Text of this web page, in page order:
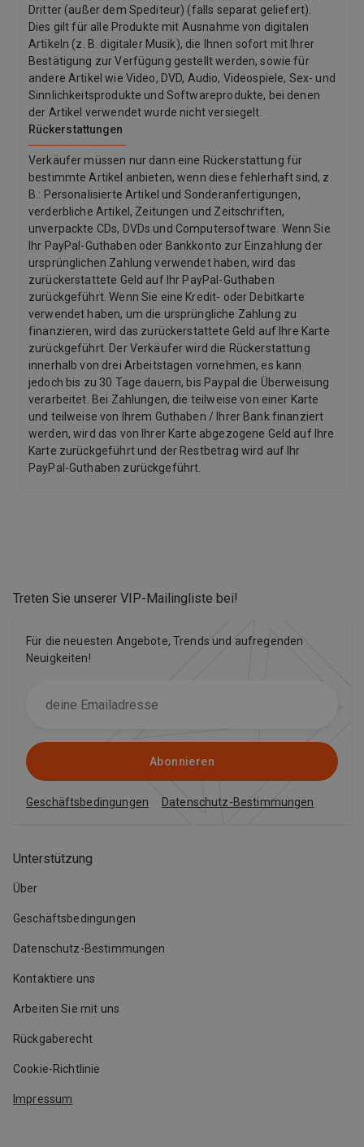
Dritter (außer dem Spediteur) (falls separat geliefert).
Dies gilt für alle Produkte mit Ausnahme von digitalen
Artikeln (z. B. digitaler Musik), die Ihnen sofort mit Ihrer
Bestätigung zur Verfügung gestellt werden, sowie für
andere Artikel wie Video, DVD, Audio, Videospiele, Sex- und
Sinnlichkeitsprodukte und Softwareprodukte, bei denen
der Artikel verwendet wurde nicht versiegelt.
Rückerstattungen
Verkäufer müssen nur dann eine Rückerstattung für
bestimmte Artikel anbieten, wenn diese fehlerhaft sind, z.
B.: Personalisierte Artikel und Sonderanfertigungen,
verderbliche Artikel, Zeitungen und Zeitschriften,
unverpackte CDs, DVDs und Computersoftware. Wenn Sie
Ihr PayPal-Guthaben oder Bankkonto zur Einzahlung der
ursprünglichen Zahlung verwendet haben, wird das
zurückerstattete Geld auf Ihr PayPal-Guthaben
zurückgeführt. Wenn Sie eine Kredit- oder Debitkarte
verwendet haben, um die ursprüngliche Zahlung zu
finanzieren, wird das zurückerstattete Geld auf Ihre Karte
zurückgeführt. Der Verkäufer wird die Rückerstattung
innerhalb von drei Arbeitstagen vornehmen, es kann
jedoch bis zu 30 Tage dauern, bis Paypal die Überweisung
verarbeitet. Bei Zahlungen, die teilweise von einer Karte
und teilweise von Ihrem Guthaben / Ihrer Bank finanziert
werden, wird das von Ihrer Karte abgezogene Geld auf Ihre
Karte zurückgeführt und der Restbetrag wird auf Ihr
PayPal-Guthaben zurückgeführt.
Unterstützung
Über
Geschäftsbedingungen
Datenschutz-Bestimmungen
Kontaktiere uns
Arbeiten Sie mit uns
Rückgaberecht
Cookie-Richtlinie
Impressum
Treten Sie unserer VIP-Mailingliste bei!
Für die neuesten Angebote, Trends und aufregenden
Neuigkeiten!
Abonnieren
Geschäftsbedingungen Datenschutz-Bestimmungen